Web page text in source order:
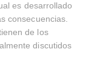
es desarrollado
consecuencias.
de los
discutidos